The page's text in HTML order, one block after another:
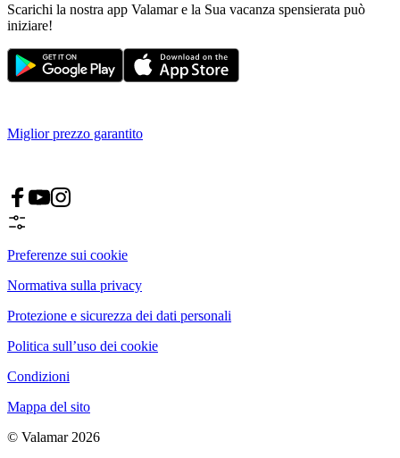
Scarichi la nostra app Valamar e la Sua vacanza spensierata può
iniziare!
Miglior prezzo garantito
Preferenze sui cookie
Normativa sulla privacy
Protezione e sicurezza dei dati personali
Politica sull’uso dei cookie
Condizioni
Mappa del sito
© Valamar 2026